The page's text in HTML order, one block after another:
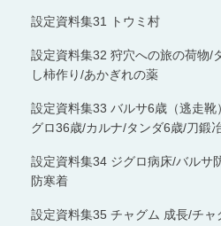
設定資料集31 トウミ村
設定資料集32 狩穴への旅の荷物/
し柿作り/あかぎれの薬
設定資料集33 バルサ6歳（逃走
グロ36歳/カルナ/タンダ6歳/刀鍛
設定資料集34 ジグロ病床/バルサ
防寒着
設定資料集35 チャグム 成長/チ